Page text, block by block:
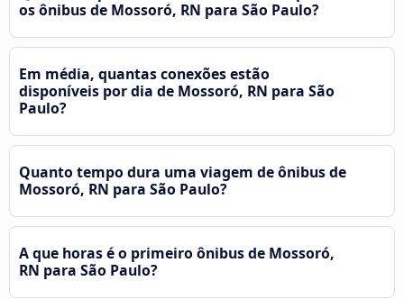
os ônibus de Mossoró, RN para São Paulo?
Em média, quantas conexões estão
disponíveis por dia de Mossoró, RN para São
Paulo?
Quanto tempo dura uma viagem de ônibus de
Mossoró, RN para São Paulo?
A que horas é o primeiro ônibus de Mossoró,
RN para São Paulo?